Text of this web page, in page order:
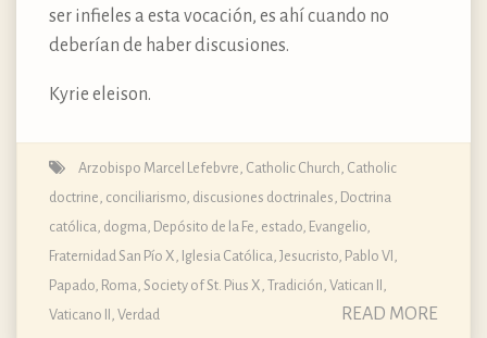
ser infieles a esta vocación, es ahí cuando no
deberían de haber discusiones.
Kyrie eleison.
Arzobispo Marcel Lefebvre, Catholic Church, Catholic
doctrine, conciliarismo, discusiones doctrinales, Doctrina
católica, dogma, Depósito de la Fe, estado, Evangelio,
Fraternidad San Pío X, Iglesia Católica, Jesucristo, Pablo VI ,
Papado, Roma, Society of St. Pius X, Tradición, Vatican II ,
Vaticano II , Verdad READ MORE